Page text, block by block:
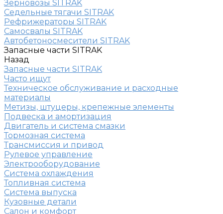
Зерновозы SITRAK
Седельные тягачи SITRAK
Рефрижераторы SITRAK
Самосвалы SITRAK
Автобетоносмесители SITRAK
Запасные части SITRAK
Назад
Запасные части SITRAK
Часто ищут
Техническое обслуживание и расходные
материалы
Метизы, штуцеры, крепежные элементы
Подвеска и амортизация
Двигатель и система смазки
Тормозная система
Трансмиссия и привод
Рулевое управление
Электрооборудование
Система охлаждения
Топливная система
Система выпуска
Кузовные детали
Салон и комфорт